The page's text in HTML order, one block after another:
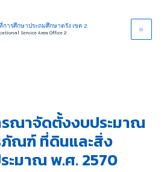
ารศึกษาประถมศึกษาตรัง เขต 2
Service Area Office 2
รณาจัดตั้งงบประมาณ
ณฑ์ ที่ดินและสิ่ง
ะมาณ พ.ศ. 2570